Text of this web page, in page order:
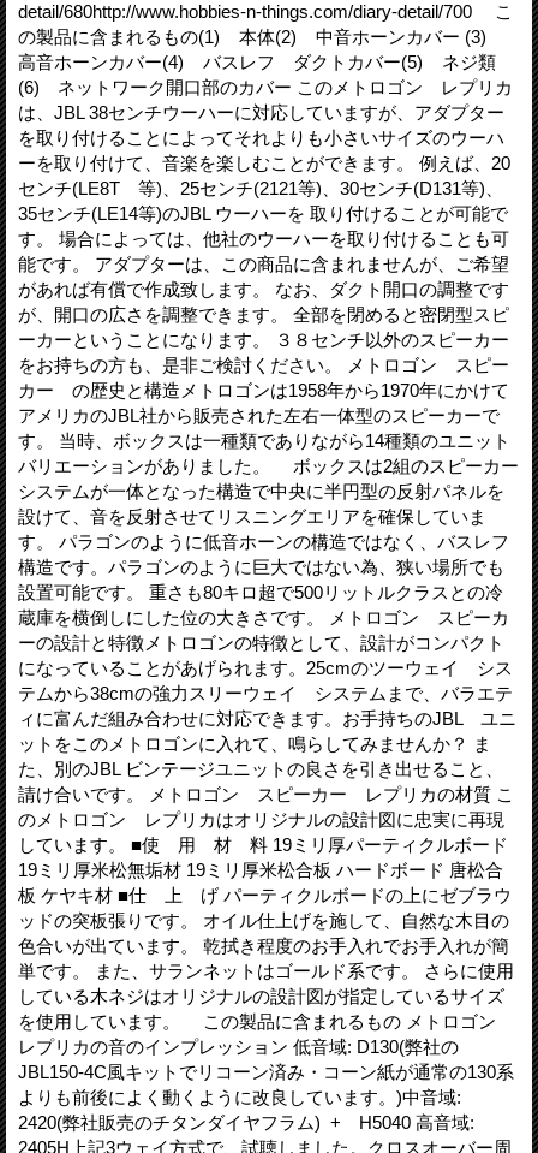
detail/680http://www.hobbies-n-things.com/diary-detail/700 こ
の製品に含まれるもの(1) 本体(2) 中音ホーンカバー (3)
高音ホーンカバー(4) バスレフ ダクトカバー(5) ネジ類
(6) ネットワーク開口部のカバー このメトロゴン レプリカ
は、JBL 38センチウーハーに対応していますが、アダプター
を取り付けることによってそれよりも小さいサイズのウーハ
ーを取り付けて、音楽を楽しむことができます。 例えば、20
センチ(LE8T 等)、25センチ(2121等)、30センチ(D131等)、
35センチ(LE14等)のJBL ウーハーを 取り付けることが可能で
す。 場合によっては、他社のウーハーを取り付けることも可
能です。 アダプターは、この商品に含まれませんが、ご希望
があれば有償で作成致します。 なお、ダクト開口の調整です
が、開口の広さを調整できます。 全部を閉めると密閉型スピ
ーカーということになります。 ３８センチ以外のスピーカー
をお持ちの方も、是非ご検討ください。 メトロゴン スピー
カー の歴史と構造メトロゴンは1958年から1970年にかけて
アメリカのJBL社から販売された左右一体型のスピーカーで
す。 当時、ボックスは一種類でありながら14種類のユニット
バリエーションがありました。 ボックスは2組のスピーカー
システムが一体となった構造で中央に半円型の反射パネルを
設けて、音を反射させてリスニングエリアを確保していま
す。 パラゴンのように低音ホーンの構造ではなく、バスレフ
構造です。パラゴンのように巨大ではない為、狭い場所でも
設置可能です。 重さも80キロ超で500リットルクラスとの冷
蔵庫を横倒しにした位の大きさです。 メトロゴン スピーカ
ーの設計と特徴メトロゴンの特徴として、設計がコンパクト
になっていることがあげられます。25cmのツーウェイ シス
テムから38cmの強力スリーウェイ システムまで、バラエテ
ィに富んだ組み合わせに対応できます。お手持ちのJBL ユニ
ットをこのメトロゴンに入れて、鳴らしてみませんか？ ま
た、別のJBL ビンテージユニットの良さを引き出せること、
請け合いです。 メトロゴン スピーカー レプリカの材質 こ
のメトロゴン レプリカはオリジナルの設計図に忠実に再現
しています。 ■使 用 材 料 19ミリ厚パーティクルボード
19ミリ厚米松無垢材 19ミリ厚米松合板 ハードボード 唐松合
板 ケヤキ材 ■仕 上 げ パーティクルボードの上にゼブラウ
ッドの突板張りです。 オイル仕上げを施して、自然な木目の
色合いが出ています。 乾拭き程度のお手入れでお手入れが簡
単です。 また、サランネットはゴールド系です。 さらに使用
している木ネジはオリジナルの設計図が指定しているサイズ
を使用しています。 この製品に含まれるもの メトロゴン
レプリカの音のインプレッション 低音域: D130(弊社の
JBL150-4C風キットでリコーン済み・コーン紙が通常の130系
よりも前後によく動くように改良しています。)中音域:
2420(弊社販売のチタンダイヤフラム) + H5040 高音域:
2405H上記3ウェイ方式で、試聴しました。クロスオーバー周